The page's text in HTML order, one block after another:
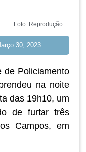
Foto: Reprodução
30, 2023
de Policiamento
na noite
das 19h10, um
de furtar três
Campos, em